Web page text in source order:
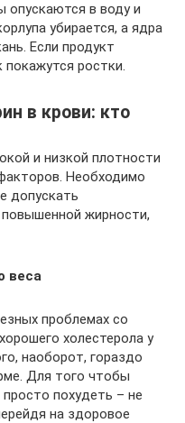
опускаются в воду и
убирается, а ядра
Если продукт
покажутся ростки.
в крови: кто
и низкой плотности
Необходимо
допускать
жирности,
веса
проблемах со
холестерола у
наоборот, гораздо
Для того чтобы
похудеть – не
на здоровое